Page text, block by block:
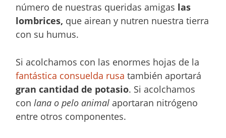
número de nuestras queridas amigas las
lombrices, que airean y nutren nuestra tierra
con su humus.
Si acolchamos con las enormes hojas de la
fantástica consuelda rusa también aportará
gran cantidad de potasio. Si acolchamos
conlana o pelo animal aportaran nitrógeno
entre otros componentes.